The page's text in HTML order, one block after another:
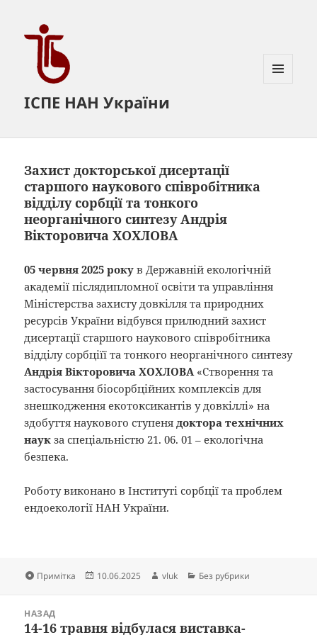
ІСПЕ НАН України
Захист докторської дисертації
старшого наукового співробітника
відділу сорбції та тонкого
неорганічного синтезу Андрія
Вікторовича ХОХЛОВА
05 червня 2025 року в Державній екологічній
академії післядипломної освіти та управління
Міністерства захисту довкілля та природних
ресурсів України відбувся прилюдний захист
дисертації старшого наукового співробітника
відділу сорбціїї та тонкого неорганічного синтезу
Андрія Вікторовича ХОХЛОВА«Створення та
застосування біосорбційних комплексів для
знешкодження екотоксикантів у довкіллі» на
здобуття наукового ступенядоктора технічних
наук за спеціальністю 21. 06. 01 – екологічна
безпека.
Роботу виконано в Інституті сорбції та проблем
ендоекології НАН України.
Формат
Примітка Опубліковано
10.06.2025 Автор
vluk Категорії
Без рубрики
записівНАЗАД
Попередній
14-16 травня відбулася виставка-